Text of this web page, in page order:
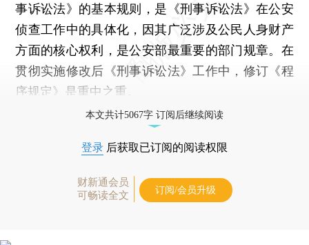
事诉讼法》的基本规则，是《刑事诉讼法》在公安
侦查工作中的具体化，因其广泛涉及公民人身财产
方面的核心权利，是公安部最重要的部门规章。在
贯彻实施修改后《刑事诉讼法》工作中，修订《程
序规定》是重中之重。
本文共计5067字 订阅后继续阅读
登录 后获取已订阅的阅读权限
财新通会员
可畅读全文
订阅/会员升级